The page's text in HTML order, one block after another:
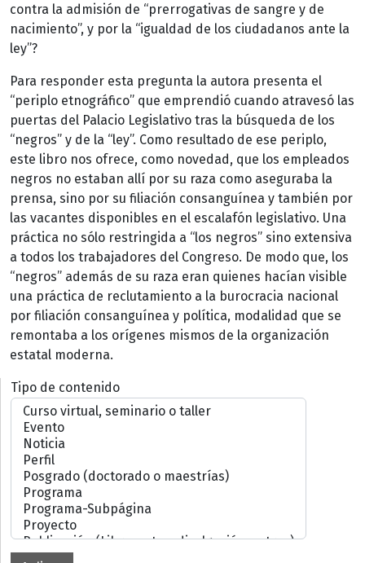
contra la admisión de “prerrogativas de sangre y de
nacimiento”, y por la “igualdad de los ciudadanos ante la
ley”?
Para responder esta pregunta la autora presenta el
“periplo etnográfico” que emprendió cuando atravesó las
puertas del Palacio Legislativo tras la búsqueda de los
“negros” y de la “ley”. Como resultado de ese periplo,
este libro nos ofrece, como novedad, que los empleados
negros no estaban allí por su raza como aseguraba la
prensa, sino por su filiación consanguínea y también por
las vacantes disponibles en el escalafón legislativo. Una
práctica no sólo restringida a “los negros” sino extensiva
a todos los trabajadores del Congreso. De modo que, los
“negros” además de su raza eran quienes hacían visible
una práctica de reclutamiento a la burocracia nacional
por filiación consanguínea y política, modalidad que se
remontaba a los orígenes mismos de la organización
estatal moderna.
Tipo de contenido